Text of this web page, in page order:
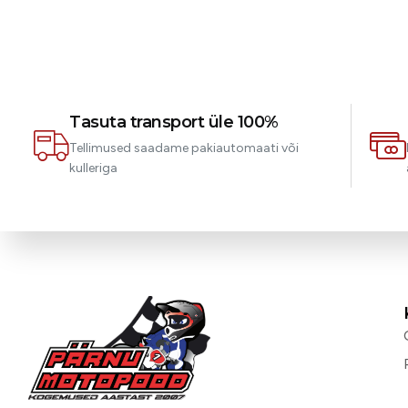
Tasuta transport üle 100%
Tellimused saadame pakiautomaati või
kulleriga